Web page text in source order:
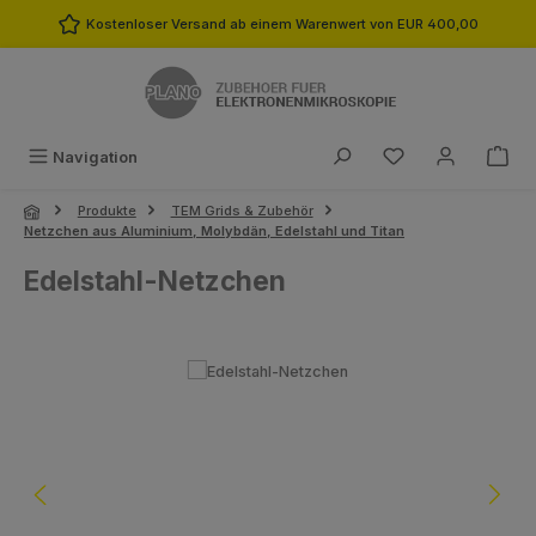
Zum Hauptinhalt springen
Kostenloser Versand ab einem Warenwert von EUR 400,00
Navigation Du hast 0
Produkte
TEM Grids & Zubehör
Netzchen aus Aluminium, Molybdän, Edelstahl und Titan
Edelstahl-Netzchen
Bildergalerie überspringen